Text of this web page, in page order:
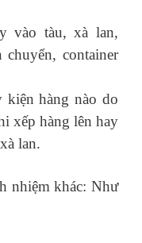
vào tàu, xà lan,
container
kiện hàng nào do
xếp hàng lên hay
lan.
nhiệm khác: Như